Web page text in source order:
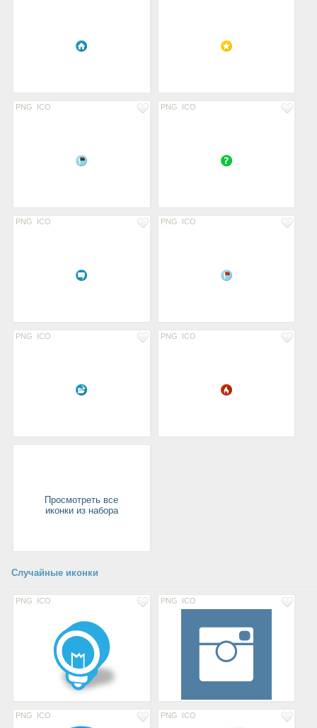
PNG ICO PNG ICO
PNG ICO PNG ICO
PNG ICO PNG ICO
Просмотреть все
иконки из набора
Случайные иконки
PNG ICO PNG ICO
PNG ICO PNG ICO